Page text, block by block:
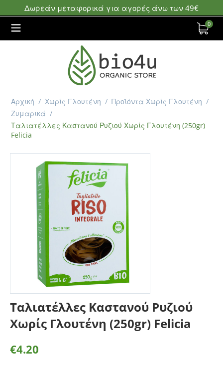
Δωρεάν μεταφορικά για αγορές άνω των 49€
0
Αρχική / Χωρίς Γλουτένη / Προϊόντα Χωρίς Γλουτένη /
Ζυμαρικά /
Ταλιατέλλες Καστανού Ρυζιού Χωρίς Γλουτένη (250gr)
Felicia
Ταλιατέλλες Καστανού Ρυζιού
Χωρίς Γλουτένη (250gr) Felicia
€4.20